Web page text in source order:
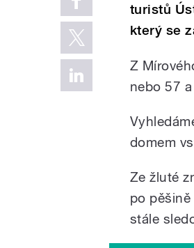
turistů
který se
Z
nebo 57
domem
Ze žluté
po
stále